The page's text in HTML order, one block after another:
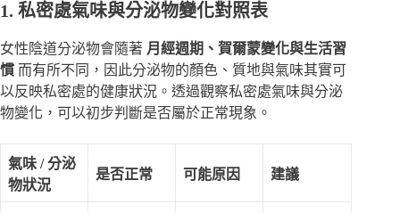
1. 私密處氣味與分泌物變化對照表
女性陰道分泌物會隨著 月經週期、賀爾蒙變化與生活習
慣 而有所不同，因此分泌物的顏色、質地與氣味其實可
以反映私密處的健康狀況。透過觀察私密處氣味與分泌
物變化，可以初步判斷是否屬於正常現象。
氣味 / 分泌
物狀況
是否正常 可能原因 建議